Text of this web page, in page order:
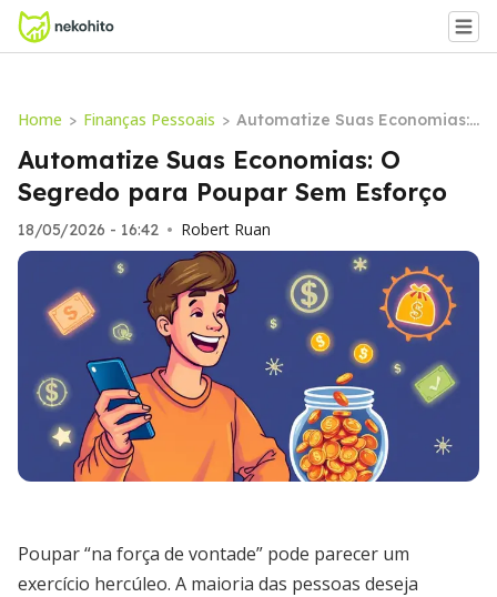
Home > Finanças Pessoais > Automatize Suas Economias:
O Segredo para Poupar Sem
Esforço
Automatize Suas Economias: O
Segredo para Poupar Sem Esforço
18/05/2026 - 16:42 • Robert Ruan
Poupar “na força de vontade” pode parecer um
exercício hercúleo. A maioria das pessoas deseja